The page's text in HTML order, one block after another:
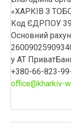
«ХАРКІВ З
Код ЄДРПОУ
Основний
у АТ
+380-66-823-
office@kharkiv-